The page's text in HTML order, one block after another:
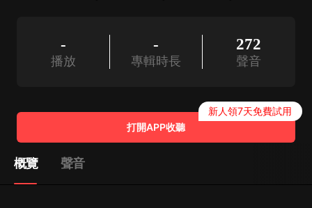
-
播放
-
專輯時長
272
聲音
打開APP收聽
新人領7天免費試用
概覽 聲音